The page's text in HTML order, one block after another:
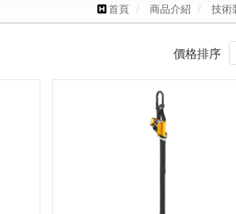
首頁 商品介紹 技術
價格排序